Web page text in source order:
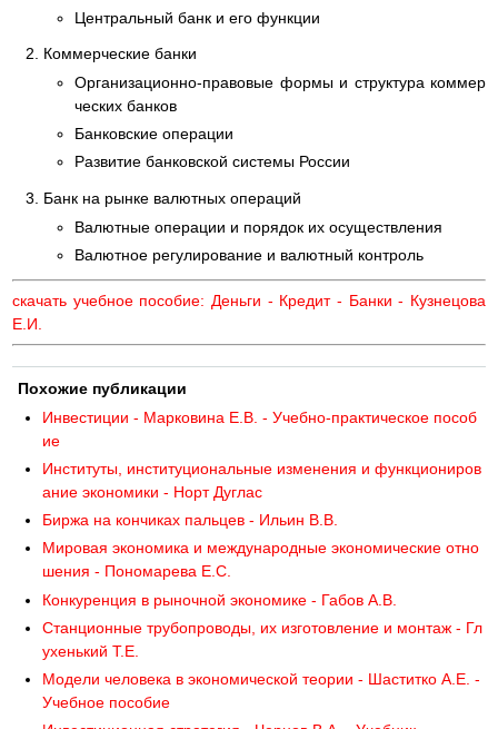
Центральный банк и его функции
Коммерческие банки
Организационно-правовые формы и структура коммер
ческих банков
Банковские операции
Развитие банковской системы России
Банк на рынке валютных операций
Валютные операции и порядок их осуществления
Валютное регулирование и валютный контроль
скачать учебное пособие: Деньги - Кредит - Банки - Кузнецова
Е.И.
Похожие публикации
Инвестиции - Марковина Е.В. - Учебно-практическое пособ
ие
Институты, институциональные изменения и функциониров
ание экономики - Норт Дуглас
Биржа на кончиках пальцев - Ильин В.В.
Мировая экономика и международные экономические отно
шения - Пономарева Е.С.
Конкуренция в рыночной экономике - Габов А.В.
Станционные трубопроводы, их изготовление и монтаж - Гл
ухенький Т.Е.
Модели человека в экономической теории - Шаститко А.Е. -
Учебное пособие